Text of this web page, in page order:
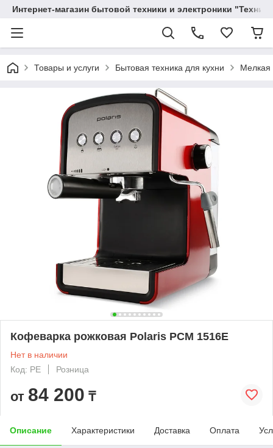
Интернет-магазин бытовой техники и электроники
Товары и услуги Бытовая техника для кухни Мелкая
Кофеварка рожковая Polaris PCM 1516E
Нет в наличии
Код: PE
Розница
от 84 200 ₸
Описание Характеристики Доставка Оплата